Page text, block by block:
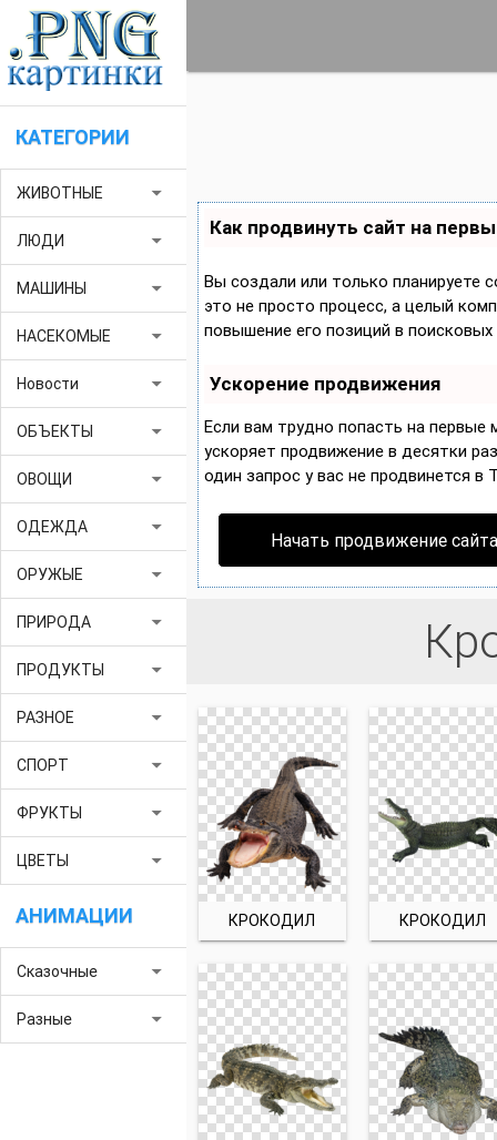
КАТЕГОРИИ
ЖИВОТНЫЕ arrow_drop_down
ЛЮДИ arrow_drop_down
МАШИНЫ arrow_drop_down
НАСЕКОМЫЕ arrow_drop_down
Новости arrow_drop_down
ОБЪЕКТЫ arrow_drop_down
ОВОЩИ arrow_drop_down
ОДЕЖДА arrow_drop_down
ОРУЖЫЕ arrow_drop_down
ПРИРОДА arrow_drop_down
ПРОДУКТЫ arrow_drop_down
РАЗНОЕ arrow_drop_down
СПОРТ arrow_drop_down
ФРУКТЫ arrow_drop_down
ЦВЕТЫ arrow_drop_down
АНИМАЦИИ
Сказочные arrow_drop_down
Разные arrow_drop_down
Как продвинуть сайт на
Вы создали или только планируете
это не просто процесс, а целый
повышение его позиций в поисковых
Ускорение продвижения
Если вам трудно попасть на первые
ускоряет продвижение в десятки
один запрос у вас не продвинется в
Начать продвижение сайта
КРОКОДИЛ КРОКОДИЛ